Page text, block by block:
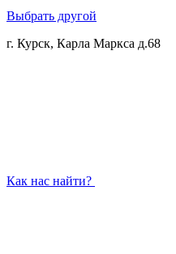
Выбрать другой
г. Курск, Карла Маркса д.68
Как нас найти?